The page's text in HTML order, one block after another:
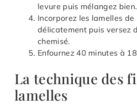
levure puis mélangez bien.
Incorporez les lamelles
délicatement puis versez
chemisé.
Enfournez 40 minutes à
La technique des
lamelles